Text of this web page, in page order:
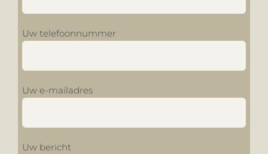
Uw telefoonnummer
Uw e-mailadres
Uw bericht